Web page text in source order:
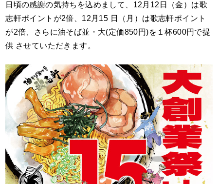
日頃の感謝の気持ちを込めまして、12月12日（金）は歌
志軒ポイントが2倍、12月15 日（月）は歌志軒ポイント
が2倍、さらに油そば並・大(定価850円)を１杯600円で提
供 させていただきます。